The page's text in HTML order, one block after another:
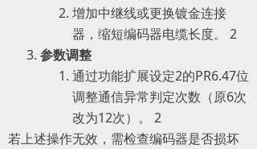
增加中继线或更换镀金连接
器，缩短编码器电缆长度。 ‌2
参数调整
通过功能扩展设定2的PR6.47位
调整通信异常判定次数（原6次
改为12次）。 ‌2
若上述操作无效，需检查编码器是否损坏